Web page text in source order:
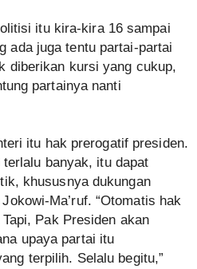
itu kira-kira 16 sampai
ada juga tentu partai-partai
diberikan kursi yang cukup,
partainya nanti
itu hak prerogatif presiden.
banyak, itu dapat
khususnya dukungan
Ma’ruf. “Otomatis hak
Pak Presiden akan
upaya partai itu
terpilih. Selalu begitu,”